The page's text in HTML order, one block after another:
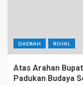
DAERAH ROHIL
Atas Arahan
Padukan Budaya